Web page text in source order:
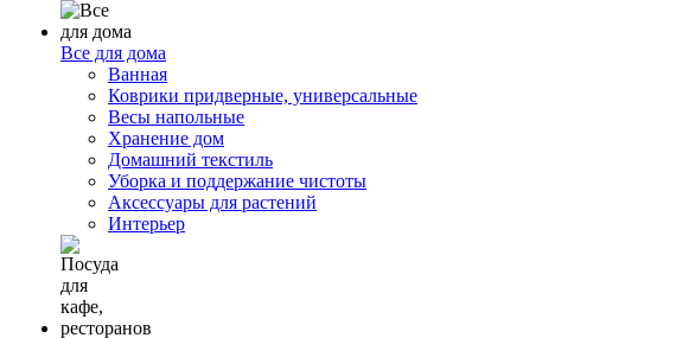
Все для дома
Ванная
Коврики придверные, универсальные
Весы напольные
Хранение дом
Домашний текстиль
Уборка и поддержание чистоты
Аксессуары для растений
Интерьер